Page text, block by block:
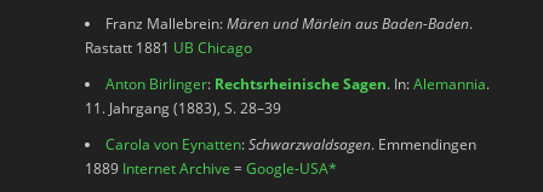
Franz Mallebrein:Mären und Märlein aus Baden-Baden.
Rastatt 1881 UB Chicago
Anton Birlinger: Rechtsrheinische Sagen. In:Alemannia.
11. Jahrgang (1883), S. 28–39
Carola von Eynatten:Schwarzwaldsagen. Emmendingen
1889 Internet Archive =Google-USA*